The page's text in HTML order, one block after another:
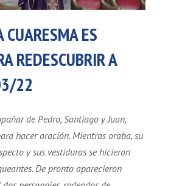
ES
REDESCUBRIR A
22
de Pedro, Santiago y Juan,
hacer oración. Mientras oraba, su
y sus vestiduras se hicieron
De pronto aparecieron